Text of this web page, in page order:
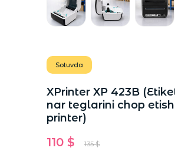
Sotuvda
XPrinter XP 423B
nar teglarini chop
printer)
110 $ 135 $